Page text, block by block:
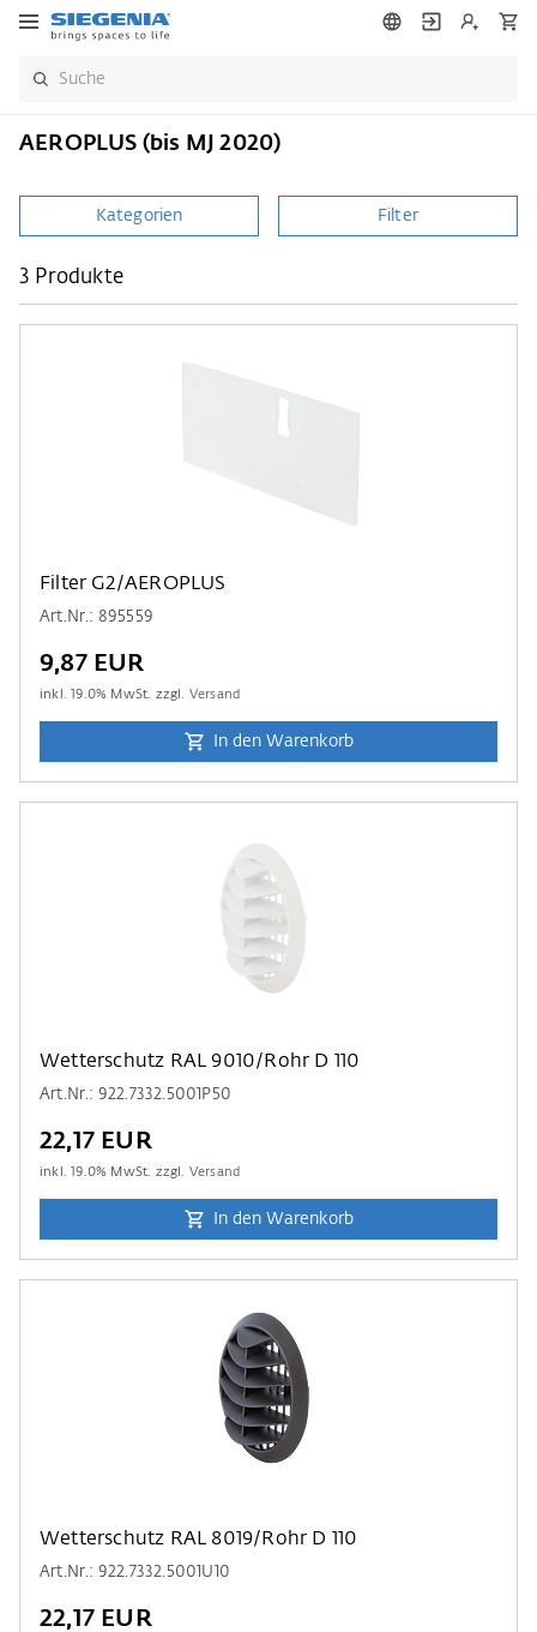
AEROPLUS (bis MJ 2020)
Kategorien Filter
3 Produkte
Filter G2/AEROPLUS
Art.Nr.: 895559
9,87 EUR
inkl.19.0% MwSt. zzgl. Versand
In den Warenkorb
Wetterschutz RAL 9010/Rohr D 110
Art.Nr.: 922.7332.5001P50
22,17 EUR
inkl.19.0% MwSt. zzgl. Versand
In den Warenkorb
Wetterschutz RAL 8019/Rohr D 110
Art.Nr.: 922.7332.5001U10
22,17 EUR